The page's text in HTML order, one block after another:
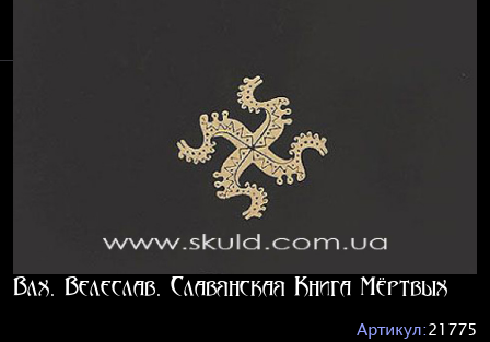
Влх. Велеслав. Славянская Книга Мёртвых
Артикул:21775